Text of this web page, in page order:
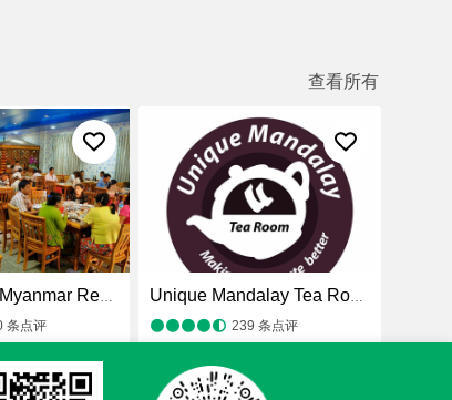
查看所有
Aye Myit Tar Myanmar Restaurant
条点评
Unique Mandalay Tea Room
239 条点评